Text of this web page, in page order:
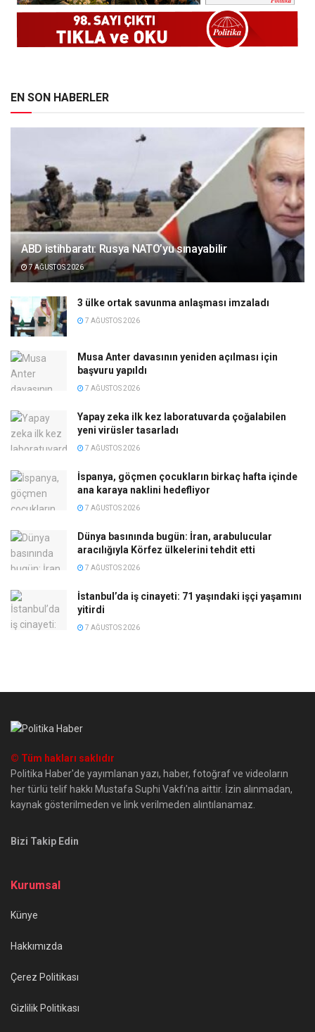
EN SON HABERLER
ABD istihbaratı: Rusya NATO’yu sınayabilir
7 AĞUSTOS 2026
3 ülke ortak savunma anlaşması imzaladı
7 AĞUSTOS 2026
Musa Anter davasının yeniden açılması için
başvuru yapıldı
7 AĞUSTOS 2026
Yapay zeka ilk kez laboratuvarda çoğalabilen
yeni virüsler tasarladı
7 AĞUSTOS 2026
İspanya, göçmen çocukların birkaç hafta içinde
ana karaya naklini hedefliyor
7 AĞUSTOS 2026
Dünya basınında bugün: İran, arabulucular
aracılığıyla Körfez ülkelerini tehdit etti
7 AĞUSTOS 2026
İstanbul’da iş cinayeti: 71 yaşındaki işçi yaşamını
yitirdi
7 AĞUSTOS 2026
© Tüm hakları saklıdır
Politika Haber'de yayımlanan yazı, haber, fotoğraf ve videoların
her türlü telif hakkı Mustafa Suphi Vakfı'na aittir. İzin alınmadan,
kaynak gösterilmeden ve link verilmeden alıntılanamaz.
Bizi Takip Edin
Kurumsal
Künye
Hakkımızda
Çerez Politikası
Gizlilik Politikası